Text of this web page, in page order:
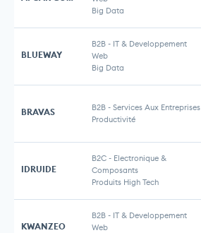
Big Data
BLUEWAY
B2B - IT & Developpement
Web
Big Data
BRAVAS B2B - Services Aux Entreprises
Productivité
IDRUIDE
B2C - Electronique &
Composants
Produits High Tech
KWANZEO
B2B - IT & Developpement
Web